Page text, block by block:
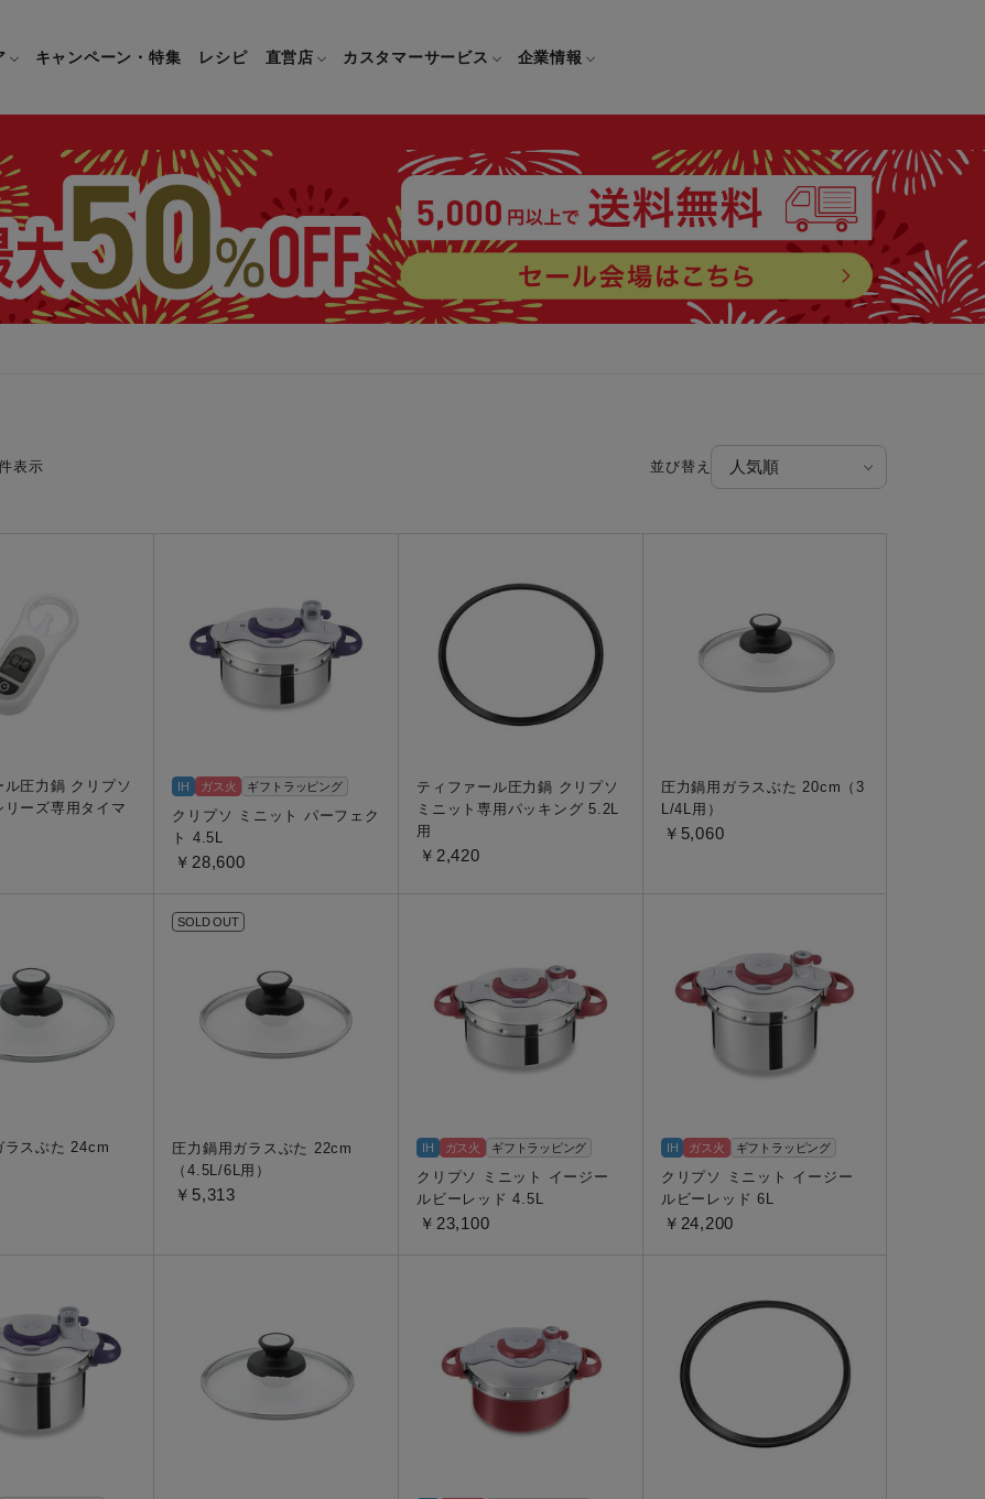
ン・鍋
気圧力鍋
キッチン用品
すべてのキッチン用品
すべての炊飯器
すべてのアイロン・衣類スチーマー
衣類スチーマーアイロン兼用タイプ
(2way)
衣類スチーマー専用タイプ(1way)
調理家電
すべての調理家電
生活家電
すべての生活家電
毛玉クリーナー
終売製品一覧
キッチン用品一覧
すべてのキッチン用品一覧
すべての炊飯器一覧
すべてのアイロン・衣類スチーマー
一覧
衣類スチーマーアイロン兼用タイプ
調理家電一覧
すべての調理家電一覧
生活家電一覧
すべての生活家電一覧
ギフト
ギフト・プレゼント特集
セール対象製品一覧
ランキング
アウトレット一覧
限定製品
キャンペーン・特集
キャンペーン・特集 レシピ 直営店
直営店情報
直営店限定製品一覧
カスタマーサービス
よくあるご質問
製品についてのよくあるご質問
お問い合わせ
製品についてのお問い合わせ
取扱説明書
保証について
企業情報
企業情報トップ
ティファールについて
採用情報
表示 並び替え
ル圧力鍋 クリプソ
リーズ専用タイマ
IH ガス火 ギフトラッピング
クリプソ ミニット パーフェク
ト 4.5L
￥28,600
ティファール圧力鍋 クリプソ
ミニット専用パッキング 5.2L
用
￥2,420
圧力鍋用ガラスぶた 20cm（3
L/4L用）
￥5,060
ラスぶた 24cm
SOLD OUT
圧力鍋用ガラスぶた 22cm
（4.5L/6L用）
￥5,313
IH ガス火 ギフトラッピング
クリプソ ミニット イージー
ルビーレッド 4.5L
￥23,100
IH ガス火 ギフトラッピング
クリプソ ミニット イージー
ルビーレッド 6L
￥24,200